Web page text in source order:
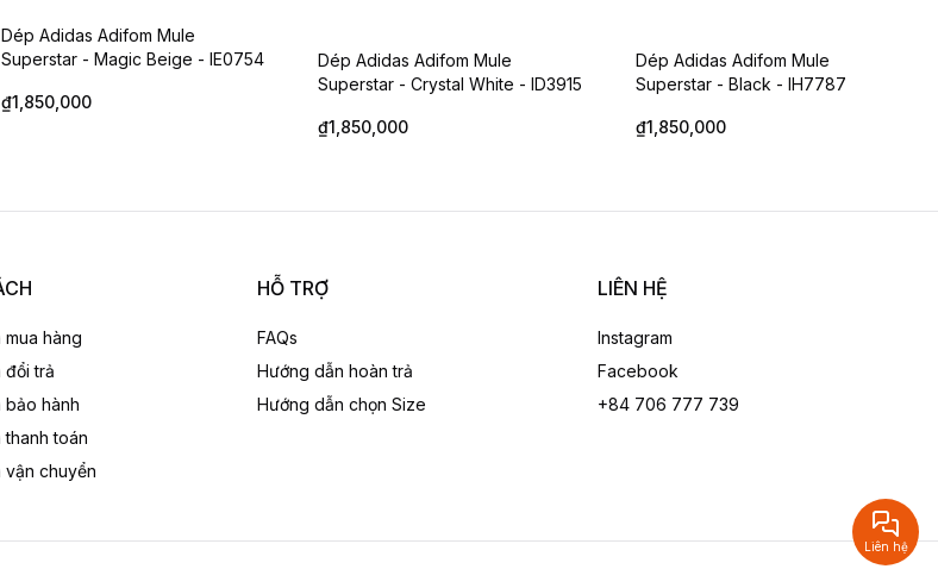
Dép Adidas Adifom Mule
Superstar - Magic Beige - IE0754
₫1,850,000
Dép Adidas Adifom Mule
Superstar - Crystal White - ID3915
₫1,850,000
Dép Adidas Adifom Mule
Superstar - Black - IH7787
₫1,850,000
JORDAN SLIDES BLACK METALLIC
Liên hệ